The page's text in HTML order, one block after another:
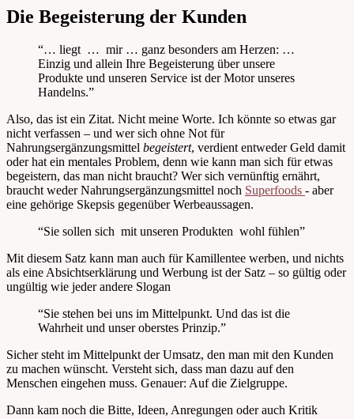
Die Begeisterung der Kunden
“… liegt … mir … ganz besonders am Herzen: …
Einzig und allein Ihre Begeisterung über unsere
Produkte und unseren Service ist der Motor unseres
Handelns.”
Also, das ist ein Zitat. Nicht meine Worte. Ich könnte so etwas gar
nicht verfassen – und wer sich ohne Not für
Nahrungsergänzungsmittel begeistert, verdient entweder Geld damit
oder hat ein mentales Problem, denn wie kann man sich für etwas
begeistern, das man nicht braucht? Wer sich vernünftig ernährt,
braucht weder Nahrungsergänzungsmittel noch Superfoods - aber
eine gehörige Skepsis gegenüber Werbeaussagen.
“Sie sollen sich mit unseren Produkten wohl fühlen”
Mit diesem Satz kann man auch für Kamillentee werben, und nichts
als eine Absichtserklärung und Werbung ist der Satz – so gültig oder
ungültig wie jeder andere Slogan
“Sie stehen bei uns im Mittelpunkt. Und das ist die
Wahrheit und unser oberstes Prinzip.”
Sicher steht im Mittelpunkt der Umsatz, den man mit den Kunden
zu machen wünscht. Versteht sich, dass man dazu auf den
Menschen eingehen muss. Genauer: Auf die Zielgruppe.
Dann kam noch die Bitte, Ideen, Anregungen oder auch Kritik